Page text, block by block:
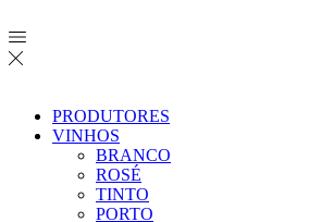
PRODUTORES
VINHOS
BRANCO
ROSÉ
TINTO
PORTO